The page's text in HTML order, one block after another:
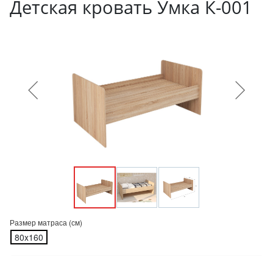
Детская кровать Умка К-001
Размер матраса (см)
80x160